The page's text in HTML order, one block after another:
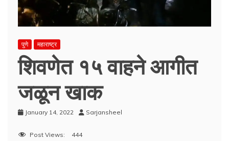
पुणे महाराष्ट्र
शिवणेत १५ वाहने आगीत
जळून खाक
January 14, 2022 Sarjansheel
Post Views: 444